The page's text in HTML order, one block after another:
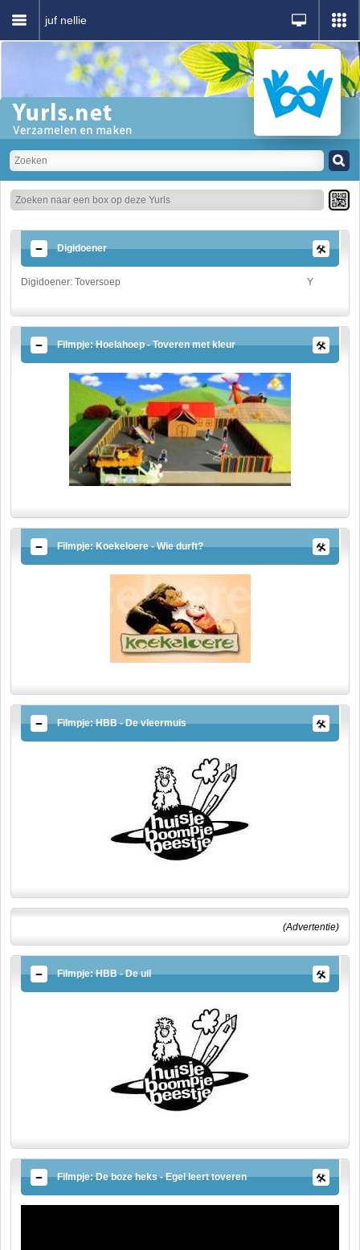
juf nellie
Digidoener
Digidoener: Toversoep Y
Filmpje: Hoelahoep - Toveren met kleur
Filmpje: Koekeloere - Wie durft?
Filmpje: HBB - De vleermuis
(Advertentie)
Filmpje: HBB - De uil
Filmpje: De boze heks - Egel leert toveren